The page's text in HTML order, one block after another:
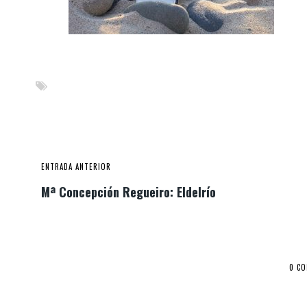
ENTRADA ANTERIOR
Mª Concepción Regueiro: Eldelrío
0